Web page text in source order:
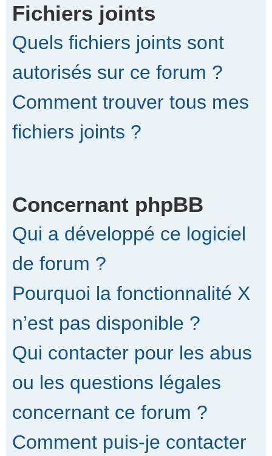
Fichiers joints
Quels fichiers joints sont
autorisés sur ce forum ?
Comment trouver tous mes
fichiers joints ?
Concernant phpBB
Qui a développé ce logiciel
de forum ?
Pourquoi la fonctionnalité X
n’est pas disponible ?
Qui contacter pour les abus
ou les questions légales
concernant ce forum ?
Comment puis-je contacter